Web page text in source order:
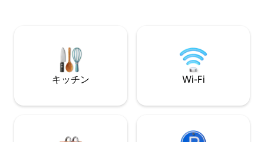
deposit is required; $200 cash or $100
card (pre-auth)
ンのリビングスペ
たメルボルンでの
最適な選択肢です
キッチン Wi-Fi